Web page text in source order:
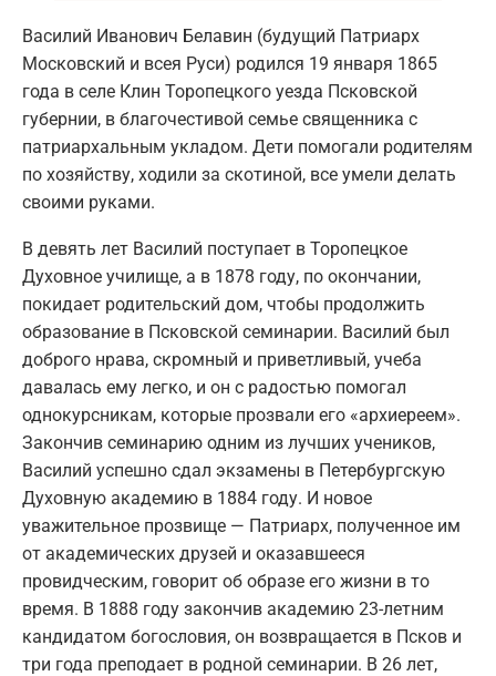
Василий Иванович Белавин (будущий Патриарх
Московский и всея Руси) родился 19 января 1865
года в селе Клин Торопецкого уезда Псковской
губернии, в благочестивой семье священника с
патриархальным укладом. Дети помогали родителям
по хозяйству, ходили за скотиной, все умели делать
своими руками.
В девять лет Василий поступает в Торопецкое
Духовное училище, а в 1878 году, по окончании,
покидает родительский дом, чтобы продолжить
образование в Псковской семинарии. Василий был
доброго нрава, скромный и приветливый, учеба
давалась ему легко, и он с радостью помогал
однокурсникам, которые прозвали его «архиереем».
Закончив семинарию одним из лучших учеников,
Василий успешно сдал экзамены в Петербургскую
Духовную академию в 1884 году. И новое
уважительное прозвище — Патриарх, полученное им
от академических друзей и оказавшееся
провидческим, говорит об образе его жизни в то
время. В 1888 году закончив академию 23-летним
кандидатом богословия, он возвращается в Псков и
три года преподает в родной семинарии. В 26 лет,